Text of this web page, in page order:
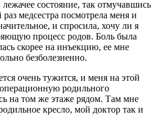
состояние, так отмучавшись
раз медсестра посмотрела меня и
и спросила, хочу ли я
процесс родов. Боль была
скорее на инъекцию, ее мне
безболезненно.
очень тужится, и меня на этой
родильного
на том же этаже рядом. Там мне
кресло, мой доктор так и